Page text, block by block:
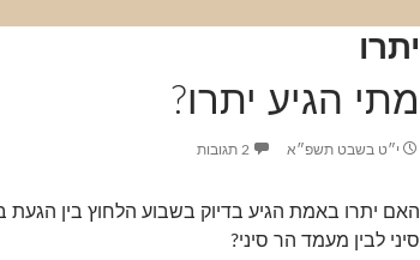
יתרו
מתי הגיע יתרו?
י״ט בשבט תשפ״א 2 תגובות
האם יתרו באמת הגיע בדיוק בשבוע הלחוץ בין הגעת
סיני לבין מעמד הר סיני?